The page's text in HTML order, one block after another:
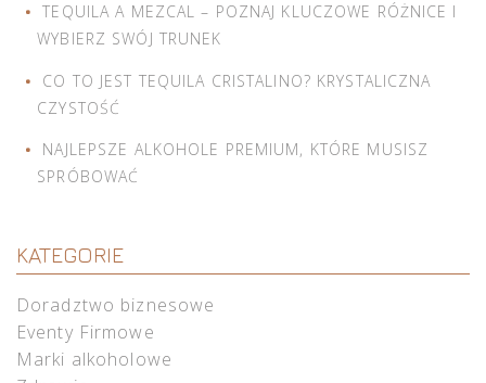
TEQUILA A MEZCAL – POZNAJ KLUCZOWE RÓŻNICE I
WYBIERZ SWÓJ TRUNEK
CO TO JEST TEQUILA CRISTALINO? KRYSTALICZNA
CZYSTOŚĆ
NAJLEPSZE ALKOHOLE PREMIUM, KTÓRE MUSISZ
SPRÓBOWAĆ
KATEGORIE
Doradztwo biznesowe
Eventy Firmowe
Marki alkoholowe